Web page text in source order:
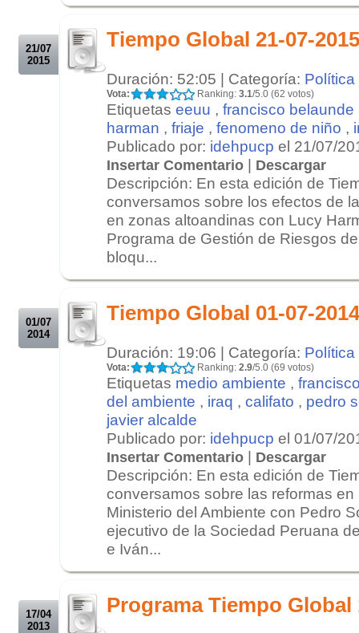
21/07
2015
Tiempo Global 21-07-2015
Duración: 52:05 | Categoría: Política
Vota: Ranking: 3.1/5.0 (62 votos)
Etiquetas eeuu , francisco belaunde
harman , friaje , fenomeno de niño ,
Publicado por: idehpucp el 21/07/
Insertar Comentario | Descargar
Descripción: En esta edición de
conversamos sobre los efectos de
en zonas altoandinas con Lucy
Programa de Gestión de Riesgos
bloqu...
01/07
2014
Tiempo Global 01-07-2014
Duración: 19:06 | Categoría: Política
Vota: Ranking: 2.9/5.0 (69 votos)
Etiquetas medio ambiente ,
del ambiente , iraq , califato , pedro
javier alcalde
Publicado por: idehpucp el 01/07/
Insertar Comentario | Descargar
Descripción: En esta edición de
conversamos sobre las reformas
Ministerio del Ambiente con Pedro
ejecutivo de la Sociedad Peruana
e Iván...
17/04
2013
Programa Tiempo Global